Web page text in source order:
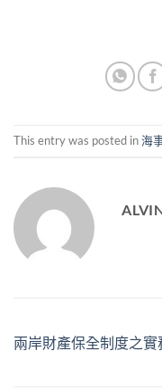
This entry was posted in海
兩岸財產保全制度之實